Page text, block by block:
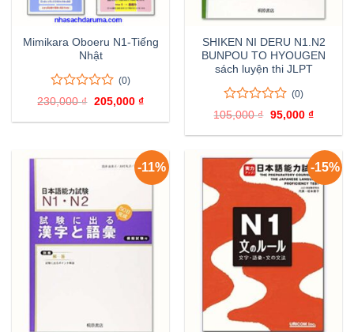
Mimikara Oboeru N1-Tiếng
Nhật
0
trên
5
0
(0)
230,000₫ Giá
là:
205,000 ₫Giá
tại
SHIKEN NI DERU N1.N2
BUNPOU TO HYOUGEN
sách luyện thi JLPT
0
trên
5
0
giá
(0)
105,000₫ Giá
là:
95,000 ₫Giá
tại
95,000
-11% -15%